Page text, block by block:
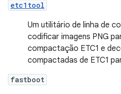
etc1tool
Um utilitário de linha de
codificar imagens PNG
compactação ETC1 e
compactadas de ETC1
fastboot